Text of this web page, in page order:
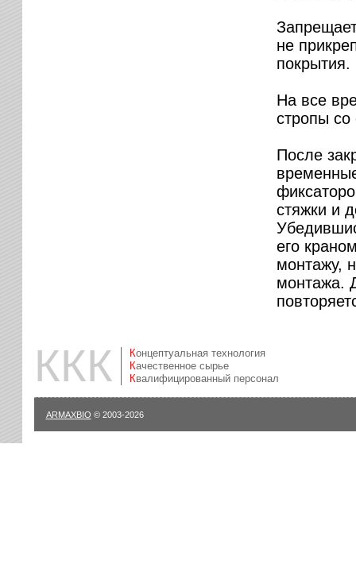
не
покрытия.
На все
стропы со
После
стяжки и
его
монтажу,
монтажа.
ККК
Концептуальная технология
Качественное сырье
Квалифицированный персонал
ARMAXBIO © 2003-2026